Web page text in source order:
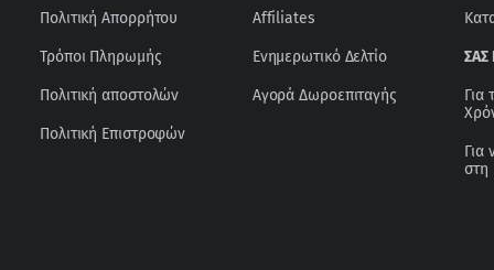
Πολιτική Απορρήτου
Τρόποι Πληρωμής
Πολιτική αποστολών
Πολιτική Επιστροφών
Affiliates
Ενημερωτικό Δελτίο
Αγορά Δωροεπιταγής
ΣΑΣ
Για
Για
στη